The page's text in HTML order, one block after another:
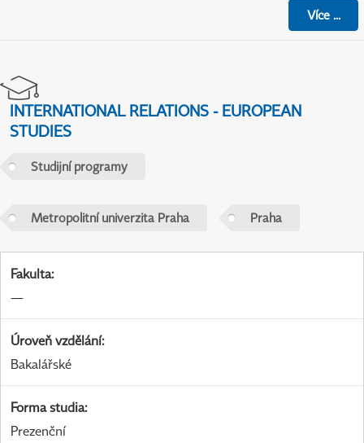
Více...
INTERNATIONAL RELATIONS - EUROPEAN
STUDIES
Studijní programy
Metropolitní univerzita Praha Praha
Fakulta:
—
Úroveň vzdělání:
Bakalářské
Forma studia:
Prezenční